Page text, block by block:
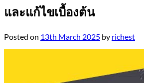
และแก้ไขเบื้องต้น
Posted on 13th March 2025 by richest